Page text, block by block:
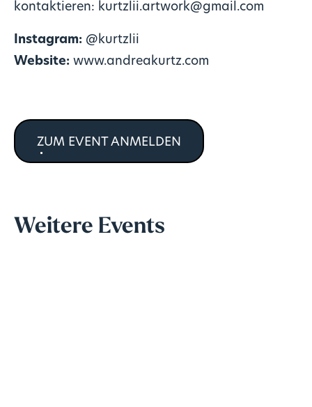
kontaktieren: kurtzlii.artwork@gmail.com
Instagram: @kurtzlii
Website: www.andreakurtz.com
ZUM EVENT ANMELDEN
Weitere Events